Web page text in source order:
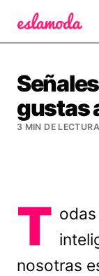
gustas
3 MIN DE LECTURA
T
nosotras